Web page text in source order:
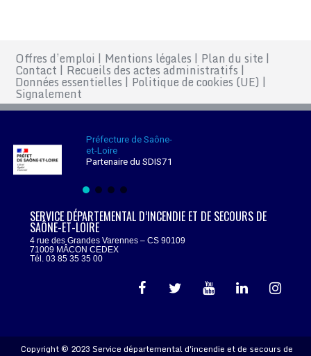
Offres d’emploi | Mentions légales | Plan du site |
Contact | Recueils des actes administratifs |
Données essentielles | Politique de cookies (UE) |
Signalement
Préfecture de Saône-
et-Loire
Partenaire du SDIS71
SERVICE DÉPARTEMENTAL D’INCENDIE ET DE SECOURS DE
SAÔNE-ET-LOIRE
4 rue des Grandes Varennes – CS 90109
71009 MÂCON CEDEX
Tél. 03 85 35 35 00
Copyright © 2023 Service départemental d'incendie et de secours de